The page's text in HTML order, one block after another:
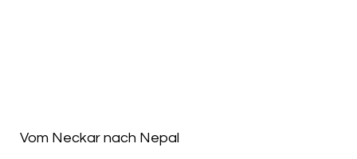
Vom Neckar nach Nepal